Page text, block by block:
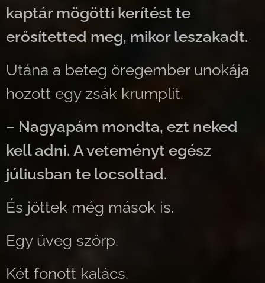
kaptár mögötti kerítést te
erősítetted meg, mikor leszakadt.
Utána a beteg öregember unokája
hozott egy zsák krumplit.
– Nagyapám mondta, ezt neked
kell adni. A veteményt egész
júliusban te locsoltad.
És jöttek még mások is.
Egy üveg szörp.
Két fonott kalács.